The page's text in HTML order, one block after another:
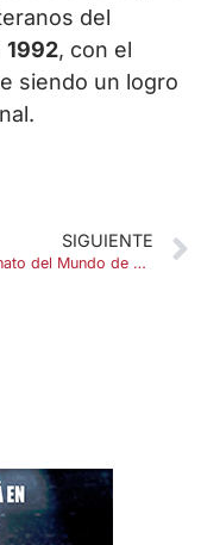
del
1992, con el
siendo un logro
SIGUIENTE
Campeonato del Mundo de Atletismo en Pista Cubierta 2025 – Nanjing